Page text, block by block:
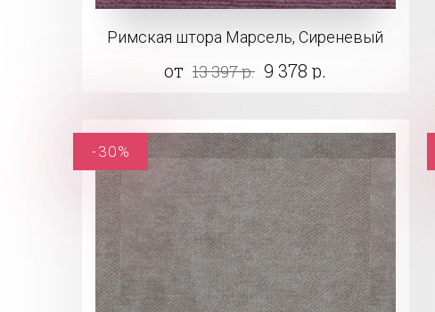
Римская штора Марсель, Сиреневый
от 13 397 р. 9 378 р.
-30%